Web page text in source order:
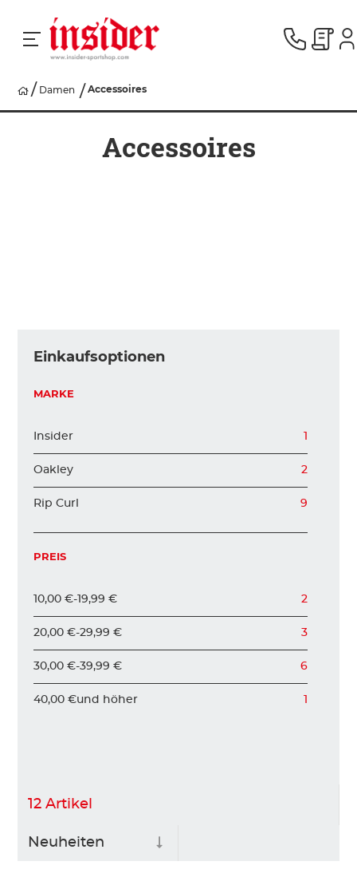
RACING
KINDER
VERLEIH
DAS IST INSIDER
Damen Accessoires
Accessoires
12 Artikel
Einkaufsoptionen
MARKE
Insider 1
Oakley 2
Rip Curl 9
PREIS
10,00 €-19,99 € 2
20,00 €-29,99 € 3
30,00 €-39,99 € 6
40,00 €und höher 1